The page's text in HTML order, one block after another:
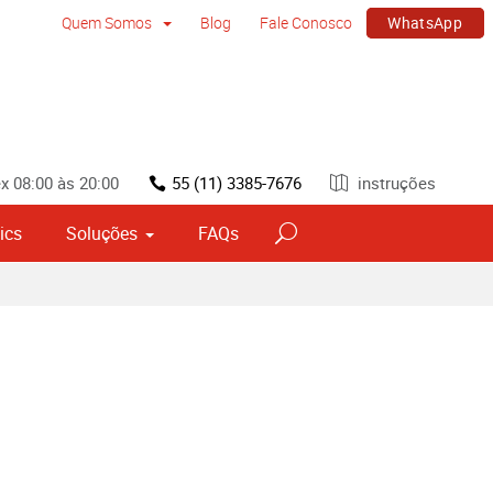
Quem Somos Blog Fale Conosco WhatsApp
08:00 às 20:00 55 (11) 3385-7676 instruções
Soluções FAQs